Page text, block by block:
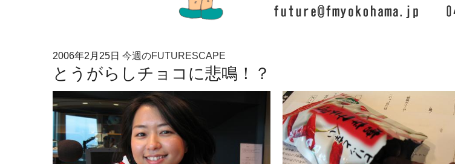
2006年2月25日 今週のFUTURESCAPE
とうがらしチョコに悲鳴！？